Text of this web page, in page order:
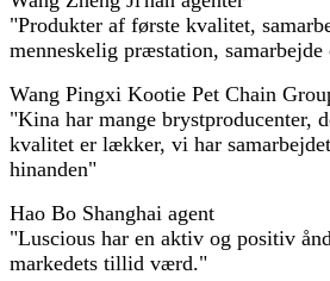
"Produkter af første kvalitet,
menneskelig præstation,
Wang Pingxi Kootie Pet Chain
"Kina har mange brystproducenter,
kvalitet er lækker, vi har
hinanden"
Hao Bo Shanghai agent
"Luscious har en aktiv og positiv
markedets tillid værd."